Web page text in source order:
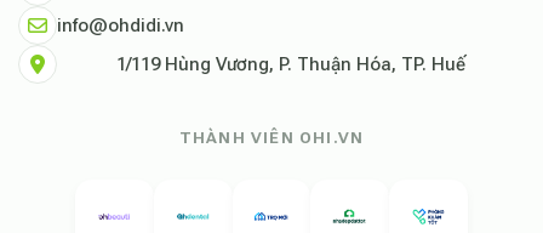
info@ohdidi.vn
1/119 Hùng Vương, P. Thuận Hóa, TP. Huế
THÀNH VIÊN OHI.VN